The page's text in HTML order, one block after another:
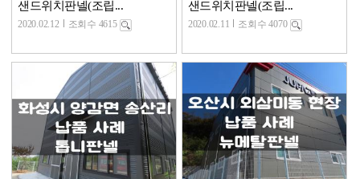
샌드위치판넬(조립...
2020.02.12 조회수 4615
샌드위치판넬(조립...
2020.02.11 조회수 4070